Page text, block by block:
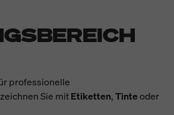
professionelle
Sie mitEtiketten,Tinteoder